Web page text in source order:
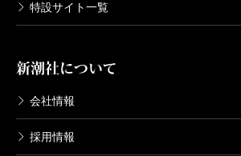
特設サイト一覧
新潮社について
会社情報
採用情報